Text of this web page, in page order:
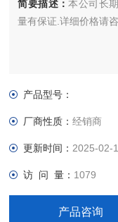
简要描述：本公司长
量有保证.详细价格请
产品型号：
厂商性质：经销商
更新时间： 2025-02-
访 问 量： 1079
产品咨询